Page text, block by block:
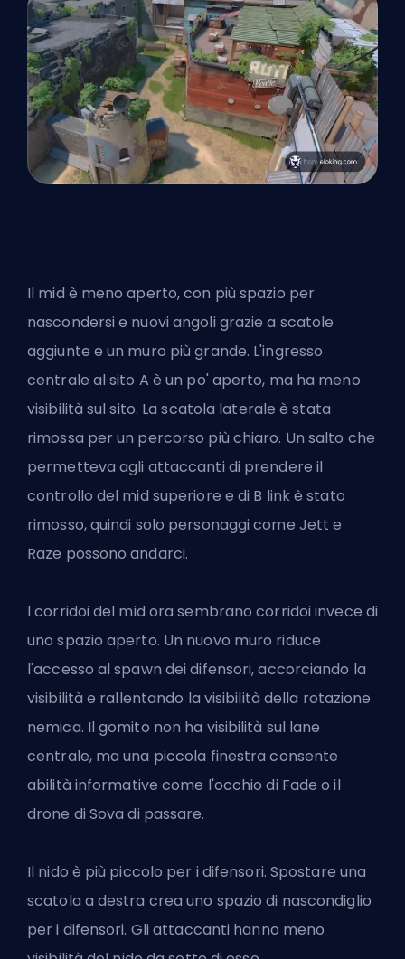
Il mid è meno aperto, con più spazio per
nascondersi e nuovi angoli grazie a scatole
aggiunte e un muro più grande. L'ingresso
centrale al sito A è un po' aperto, ma ha meno
visibilità sul sito. La scatola laterale è stata
rimossa per un percorso più chiaro. Un salto che
permetteva agli attaccanti di prendere il
controllo del mid superiore e di B link è stato
rimosso, quindi solo personaggi come Jett e
Raze possono andarci.
I corridoi del mid ora sembrano corridoi invece di
uno spazio aperto. Un nuovo muro riduce
l'accesso al spawn dei difensori, accorciando la
visibilità e rallentando la visibilità della rotazione
nemica. Il gomito non ha visibilità sul lane
centrale, ma una piccola finestra consente
abilità informative come l'occhio di Fadeo il
drone di Sova di passare.
Il nido è più piccolo per i difensori. Spostare una
scatola a destra crea uno spazio di nascondiglio
per i difensori. Gli attaccanti hanno meno